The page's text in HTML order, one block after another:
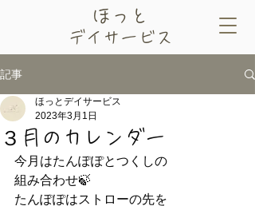
​ほっと
デイサービス
記事
３月のカレンダー
ほっとデイサービス
2023年3月1日
今月はたんぽぽとつくしの
組み合わせ🍃
たんぽぽはストローの先を